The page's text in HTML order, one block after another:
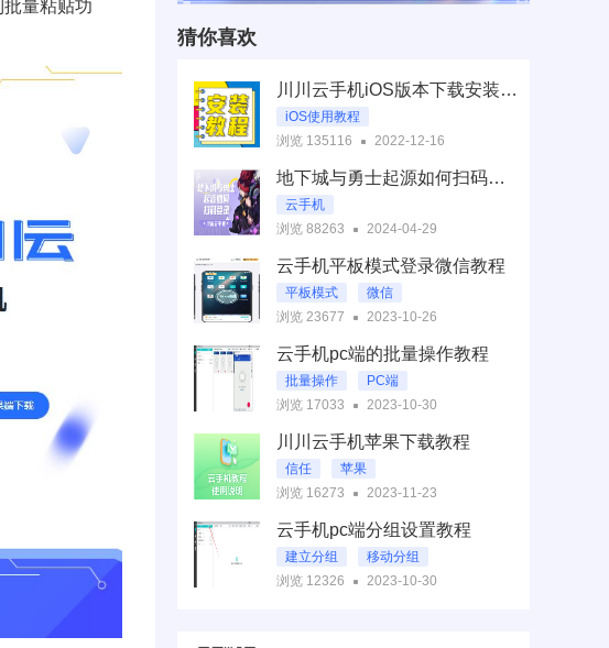
批量粘贴功
猜你喜欢
川川云手机iOS版本下载安装指南
iOS使用教程
浏览 135116
2022-12-16
地下城与勇士起源如何扫码登录|云手机快速登录教程【干货】
云手机
地下城与勇士起源云手机
地下城与勇士起源如何扫码登录
浏览 88263 2024-04-29
云手机平板模式登录微信教程
平板模式
微信
浏览 23677
2023-10-26
云手机pc端的批量操作教程
批量操作
PC端
浏览 17033
2023-10-30
川川云手机苹果下载教程
信任
苹果
浏览 16273
2023-11-23
云手机pc端分组设置教程
建立分组
移动分组
浏览 12326
2023-10-30